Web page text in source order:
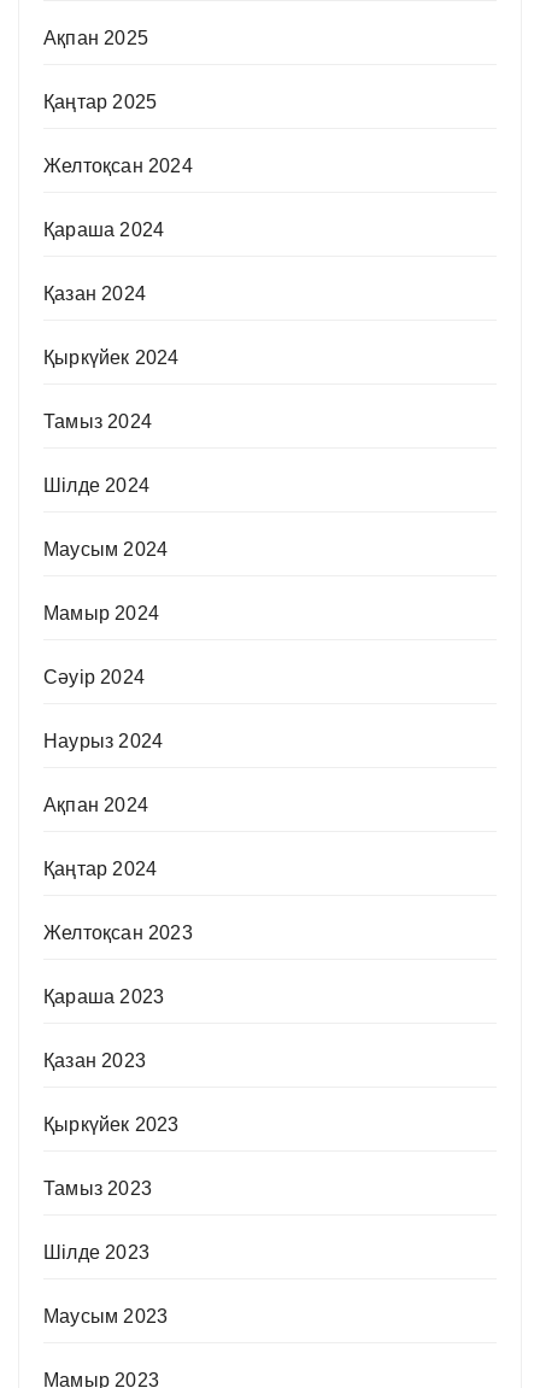
Ақпан 2025
Қаңтар 2025
Желтоқсан 2024
Қараша 2024
Қазан 2024
Қыркүйек 2024
Тамыз 2024
Шілде 2024
Маусым 2024
Мамыр 2024
Сәуір 2024
Наурыз 2024
Ақпан 2024
Қаңтар 2024
Желтоқсан 2023
Қараша 2023
Қазан 2023
Қыркүйек 2023
Тамыз 2023
Шілде 2023
Маусым 2023
Мамыр 2023